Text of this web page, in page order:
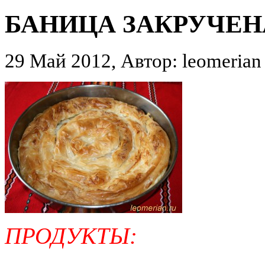
БАНИЦА
29 Май 2012, Автор: leomerian
ПРОДУКТЫ: